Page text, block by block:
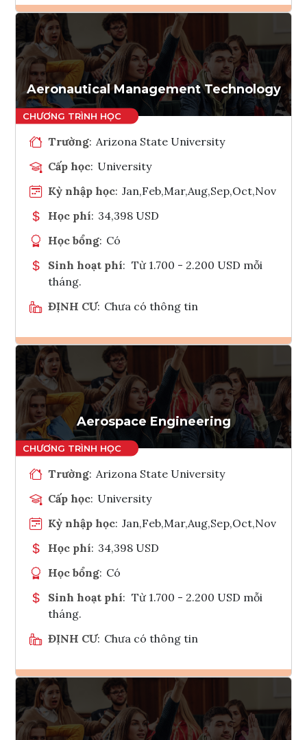
Ghi danh
Tham vấn Interlink
Aeronautical Management Technology
Trường: Arizona State University
Cấp học: University
Kỳ nhập học: Jan,Feb,Mar,Aug,Sep,Oct,Nov
Học phí: 34,398 USD
Học bổng: Có
Sinh hoạt phí: Từ 1.700 - 2.200 USD mỗi
tháng.
ĐỊNH CƯ: Chưa có thông tin
Ghi danh
Tham vấn Interlink
Aerospace Engineering
Trường: Arizona State University
Cấp học: University
Kỳ nhập học: Jan,Feb,Mar,Aug,Sep,Oct,Nov
Học phí: 34,398 USD
Học bổng: Có
Sinh hoạt phí: Từ 1.700 - 2.200 USD mỗi
tháng.
ĐỊNH CƯ: Chưa có thông tin
Ghi danh
Tham vấn Interlink